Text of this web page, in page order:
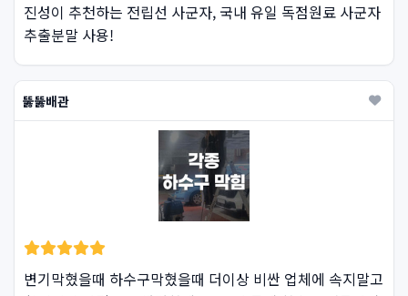
진성이 추천하는 전립선 사군자, 국내 유일 독점원료 사군자
추출분말 사용!
뚫뚫배관
변기막혔을때 하수구막혔을때 더이상 비싼 업체에 속지말고